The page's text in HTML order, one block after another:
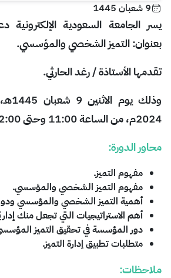
9 شعبان 1445
يسر الجامعة السعودية
بعنوان:التميز الشخصي والمؤسسي.
تقدمها الأستاذة / رغد الحارثي.
2024م، من الساعة 11:00 وحتى 12:00 ظهرًا.
محاور الدورة:
مفهوم التميز.
مفهوم التميز الشخصي والمؤسسي.
أهمية التميز الشخصي والمؤسسي ودور
أهم الاستراتيجيات التي تجعل منك
دور المؤسسة في تحقيق التميز
متطلبات تطبيق إدارة التميز.
ملاحظات: